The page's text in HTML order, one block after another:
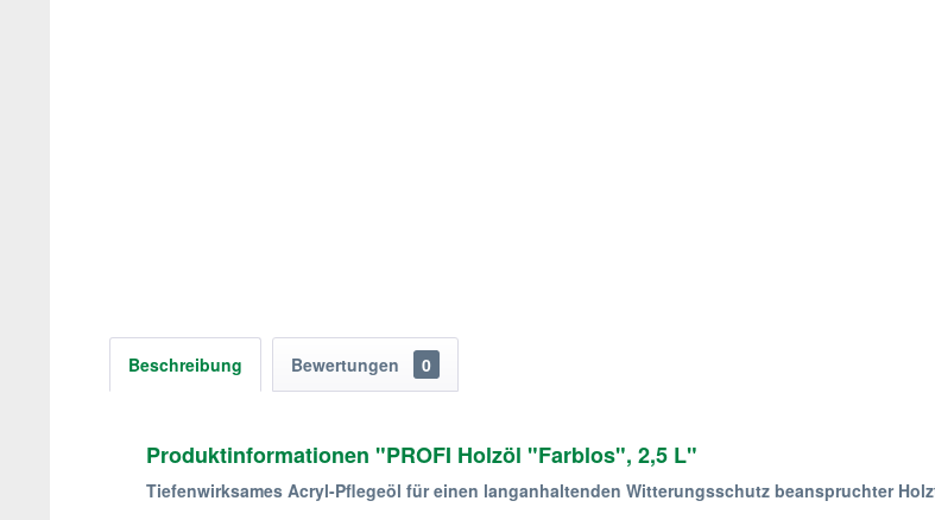
Beschreibung Bewertungen 0
Produktinformationen "PROFI Holzöl "Farblos", 2,5 L"
Tiefenwirksames Acryl-Pflegeöl für einen langanhaltenden Witterungsschutz beanspruchter